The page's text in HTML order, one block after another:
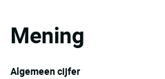
Mening
Algemeen cijfer